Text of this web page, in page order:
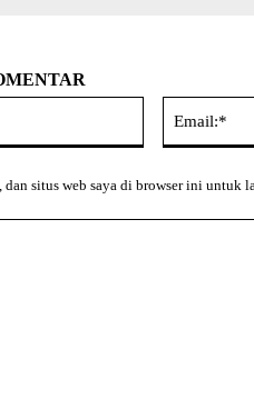
dan situs web saya di browser ini untuk